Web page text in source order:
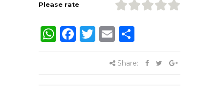
Please rate
WhatsApp
Facebook
Twitter
Email
Share: